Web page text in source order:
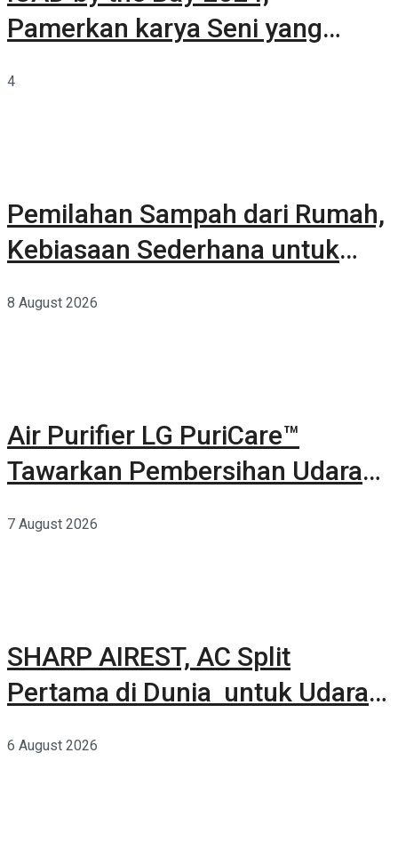
Pamerkan karya Seni yang
4
Pemilahan Sampah dari Rumah,
Kebiasaan Sederhana untuk
8 August 2026
Air Purifier LG PuriCare™
Tawarkan Pembersihan Udara
7 August 2026
SHARP AIREST, AC Split
Pertama di Dunia untuk Udara
6 August 2026